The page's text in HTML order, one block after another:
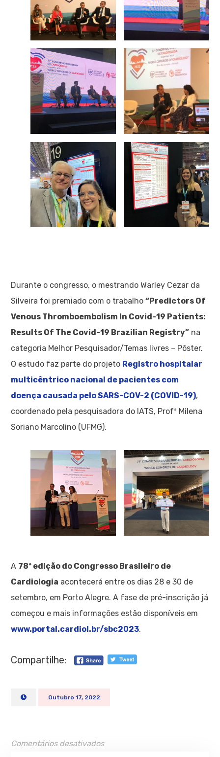
Durante o congresso, o mestrando Warley Cezar da
Silveira foi premiado com o trabalho“Predictors Of
Venous Thromboembolism In Covid-19 Patients:
Results Of The Covid-19 Brazilian Registry” na
categoria Melhor Pesquisador/Temas livres – Pôster.
O estudo faz parte do projeto Registro hospitalar
multicêntrico nacional de pacientes com
doença causada pelo SARS-COV-2 (COVID-19),
coordenado pela pesquisadora do IATS, Profª Milena
Soriano Marcolino (UFMG).
A 78ª edição do Congresso Brasileiro de
Cardiologia acontecerá entre os dias 28 e 30 de
setembro, em Porto Alegre. A fase de pré-inscrição já
começou e mais informações estão disponíveis em
www.portal.cardiol.br/sbc2023.
Compartilhe:
Outubro 17, 2022
Comentários desativados